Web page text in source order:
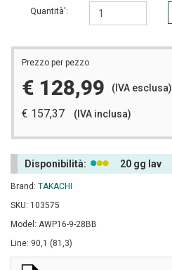
Quantità':
Prezzo per pezzo
€ 128,99 (IVA esclusa)
€ 157,37 (IVA inclusa)
Disponibilità: 20 gg lav
Brand: TAKACHI
SKU: 103575
Model: AWP16-9-28BB
Line: 90,1 (81,3)